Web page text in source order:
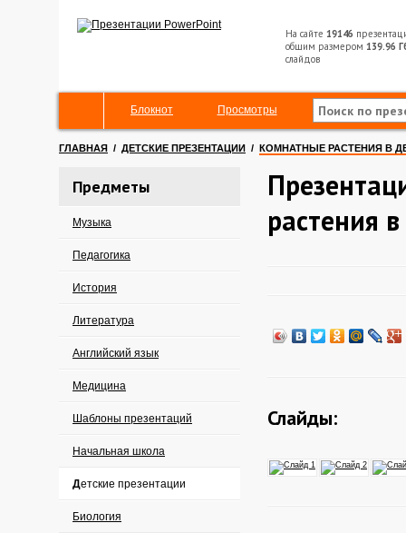
На сайте 19146
общим размером 139.96
слайдов
Блокнот Просмотры
ГЛАВНАЯ / ДЕТСКИЕ ПРЕЗЕНТАЦИИ / КОМНАТНЫЕ РАСТЕНИЯ В
Предметы
Музыка
Педагогика
История
Литература
Английский язык
Медицина
Шаблоны презентаций
Начальная школа
Детские презентации
Биология
растения
Слайды: